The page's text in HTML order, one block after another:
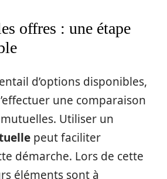
offres : une étape
d’options disponibles,
une comparaison
Utiliser un
peut faciliter
démarche. Lors de cette
éléments sont à